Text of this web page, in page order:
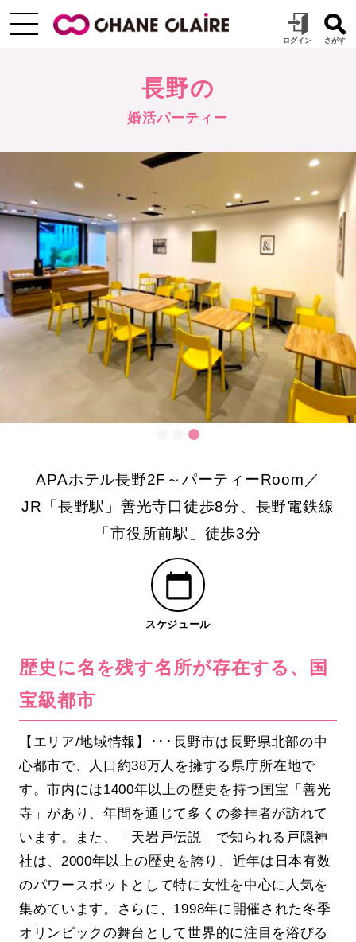
長野の
婚活パーティー
APAホテル長野2F～パーティーRoom／
JR「長野駅」善光寺口徒歩8分、長野電鉄線
「市役所前駅」徒歩3分
スケジュール
歴史に名を残す名所が存在する、国
宝級都市
【エリア/地域情報】･･･長野市は長野県北部の中
心都市で、人口約38万人を擁する県庁所在地で
す。市内には1400年以上の歴史を持つ国宝「善光
寺」があり、年間を通じて多くの参拝者が訪れて
います。また、「天岩戸伝説」で知られる戸隠神
社は、2000年以上の歴史を誇り、近年は日本有数
のパワースポットとして特に女性を中心に人気を
集めています。さらに、1998年に開催された冬季
オリンピックの舞台として世界的に注目を浴びる